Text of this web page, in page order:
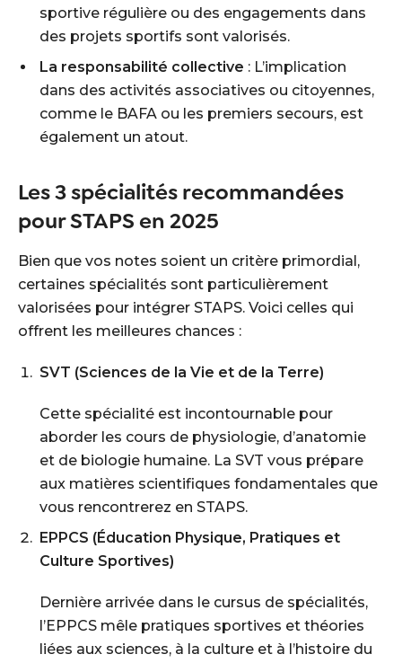
sportive régulière ou des engagements dans
des projets sportifs sont valorisés.
La responsabilité collective : L’implication
dans des activités associatives ou citoyennes,
comme le BAFA ou les premiers secours, est
également un atout.
Les 3 spécialités recommandées
pour STAPS en 2025
Bien que vos notes soient un critère primordial,
certaines spécialités sont particulièrement
valorisées pour intégrer STAPS. Voici celles qui
offrent les meilleures chances :
SVT (Sciences de la Vie et de la Terre)
Cette spécialité est incontournable pour
aborder les cours de physiologie, d’anatomie
et de biologie humaine. La SVT vous prépare
aux matières scientifiques fondamentales que
vous rencontrerez en STAPS.
EPPCS (Éducation Physique, Pratiques et
Culture Sportives)
Dernière arrivée dans le cursus de spécialités,
l’EPPCS mêle pratiques sportives et théories
liées aux sciences, à la culture et à l’histoire du